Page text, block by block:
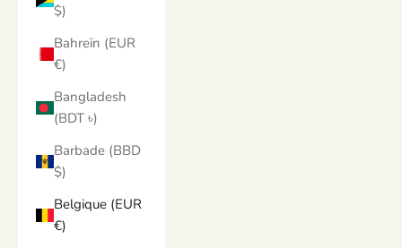
$)
Bahreïn (EUR
€)
Bangladesh
(BDT ৳)
Barbade (BBD
$)
Belgique (EUR
€)